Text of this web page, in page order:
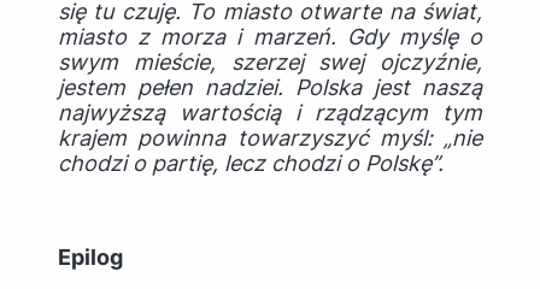
się tu czuję. To miasto otwarte na świat,
miasto z morza i marzeń. Gdy myślę o
swym mieście, szerzej swej ojczyźnie,
jestem pełen nadziei. Polska jest naszą
najwyższą wartością i rządzącym tym
krajem powinna towarzyszyć myśl: „nie
chodzi o partię, lecz chodzi o Polskę”.
Epilog